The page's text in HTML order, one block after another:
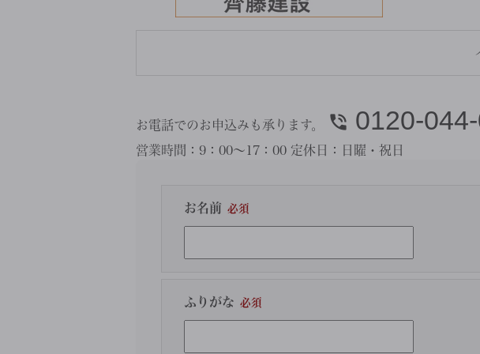
お電話でのお申込みも承ります。 0120-
営業時間： 9：00～17：00 定休日： 日曜・祝日
お名前
ふりがな